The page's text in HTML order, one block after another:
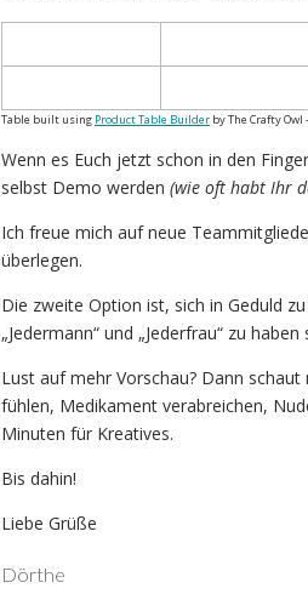
Table built using Product Table Builderby The Crafty
Wenn es Euch jetzt schon in den
selbst Demo werden (wie oft habt Ihr
Ich freue mich auf neue
überlegen.
Die zweite Option ist, sich in Geduld
„Jedermann“ und „Jederfrau“ zu haben
Lust auf mehr Vorschau? Dann
fühlen, Medikament verabreichen,
Minuten für Kreatives.
Bis dahin!
Liebe Grüße
Dörthe